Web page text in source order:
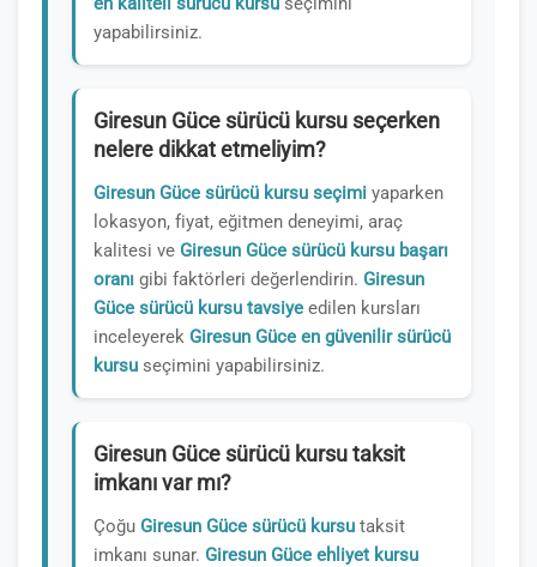
yapabilirsiniz.
Giresun Güce sürücü kursu seçerken
nelere dikkat etmeliyim?
Giresun Güce sürücü kursu seçimi yaparken
lokasyon, fiyat, eğitmen deneyimi, araç
kalitesi ve Giresun Güce sürücü kursu başarı
oranı gibi faktörleri değerlendirin. Giresun
Güce sürücü kursu tavsiye edilen kursları
inceleyerek Giresun Güce en güvenilir sürücü
kursu seçimini yapabilirsiniz.
Giresun Güce sürücü kursu taksit
imkanı var mı?
Çoğu Giresun Güce sürücü kursu taksit
imkanı sunar. Giresun Güce ehliyet kursu